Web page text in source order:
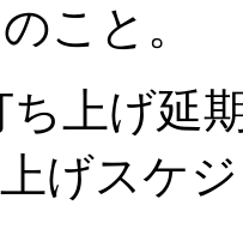
こと。
ち上げ延
げスケ